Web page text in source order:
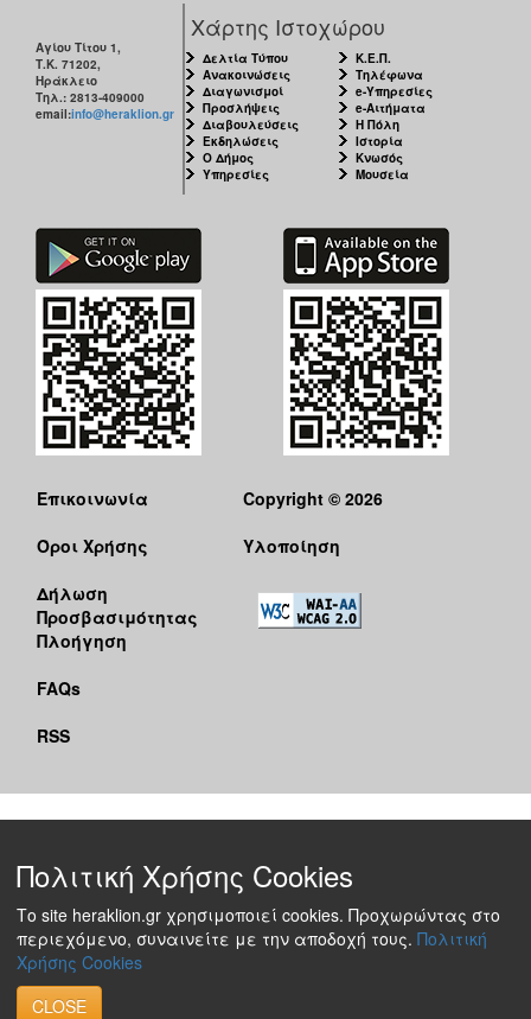
Αγίου Τίτου 1,
Τ.Κ. 71202,
Ηράκλειο
Τηλ.: 2813-409000
email:info@heraklion.gr
Χάρτης Ιστοχώρου
Δελτία Τύπου
Ανακοινώσεις
Διαγωνισμοί
Προσλήψεις
Διαβουλεύσεις
Εκδηλώσεις
Ο Δήμος
Υπηρεσίες
Κ.Ε.Π.
Τηλέφωνα
e-Υπηρεσίες
e-Αιτήματα
Η Πόλη
Ιστορία
Κνωσός
Μουσεία
Επικοινωνία
Όροι Χρήσης
Δήλωση
Προσβασιμότητας
Πλοήγηση
FAQs
RSS
Copyright © 2026
Υλοποίηση
Πολιτική Χρήσης Cookies
Το site heraklion.gr χρησιμοποιεί cookies. Προχωρώντας στο
περιεχόμενο, συναινείτε με την αποδοχή τους. Πολιτική
Χρήσης Cookies
CLOSE